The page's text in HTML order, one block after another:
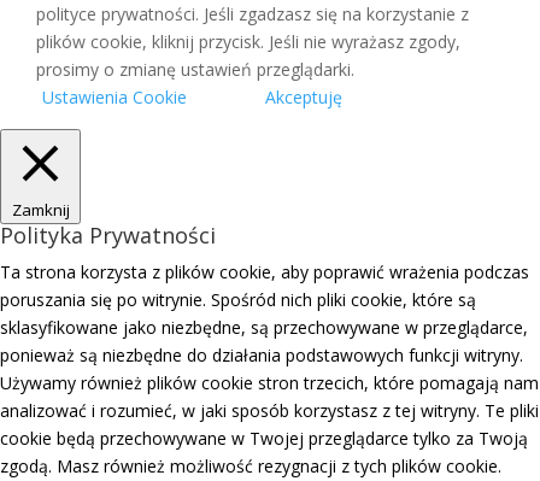
polityce prywatności. Jeśli zgadzasz się na korzystanie z
plików cookie, kliknij przycisk. Jeśli nie wyrażasz zgody,
prosimy o zmianę ustawień przeglądarki.
Ustawienia Cookie
Akceptuję
Zamknij
Polityka Prywatności
Ta strona korzysta z plików cookie, aby poprawić wrażenia podczas
poruszania się po witrynie. Spośród nich pliki cookie, które są
sklasyfikowane jako niezbędne, są przechowywane w przeglądarce,
ponieważ są niezbędne do działania podstawowych funkcji witryny.
Używamy również plików cookie stron trzecich, które pomagają nam
analizować i rozumieć, w jaki sposób korzystasz z tej witryny. Te pliki
cookie będą przechowywane w Twojej przeglądarce tylko za Twoją
zgodą. Masz również możliwość rezygnacji z tych plików cookie.